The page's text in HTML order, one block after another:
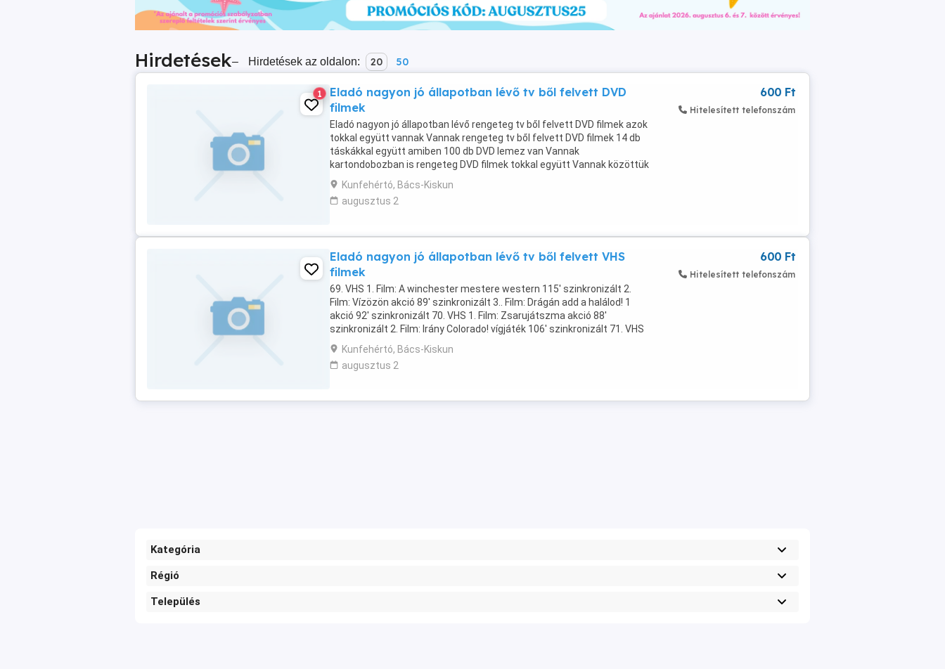
Hirdetések– Hirdetések az oldalon: 20 50
1
Eladó nagyon jó állapotban lévő tv ből felvett DVD
filmek
Eladó nagyon jó állapotban lévő rengeteg tv ből felvett DVD filmek azok
tokkal együtt vannak Vannak rengeteg tv ből felvett DVD filmek 14 db
táskákkal együtt amiben 100 db DVD lemez van Vannak
kartondobozban is rengeteg DVD filmek tokkal együtt Vannak közöttük
olyan lemezek amelyiken 3-4 film van ...
Kunfehértó, Bács-Kiskun
augusztus 2
600 Ft
Hitelesített telefonszám
Eladó nagyon jó állapotban lévő tv ből felvett VHS
filmek
69. VHS 1. Film: A winchester mestere western 115' szinkronizált 2.
Film: Vízözön akció 89' szinkronizált 3.. Film: Drágán add a halálod! 1
akció 92' szinkronizált 70. VHS 1. Film: Zsarujátszma akció 88'
szinkronizált 2. Film: Irány Colorado! vígjáték 106' szinkronizált 71. VHS
1. Film: Amerikai ninja ...
Kunfehértó, Bács-Kiskun
augusztus 2
600 Ft
Hitelesített telefonszám
Kategória
Régió
Település